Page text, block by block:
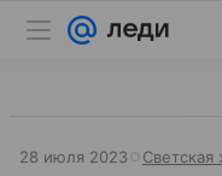
28 июля 2023 Светская